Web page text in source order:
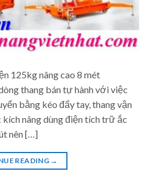
125kg nâng cao 8 mét
thang bán tự hành với việc
bằng kéo đẩy tay, thang vận
nâng dùng điện tích trữ ắc
nên […]
READING →